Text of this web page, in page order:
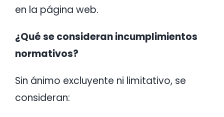
en la página web.
¿Qué se consideran incumplimientos
normativos?
Sin ánimo excluyente ni limitativo, se
consideran: